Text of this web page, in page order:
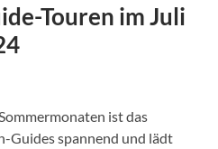
Touren im Juli
ist das
Guides spannend und lädt